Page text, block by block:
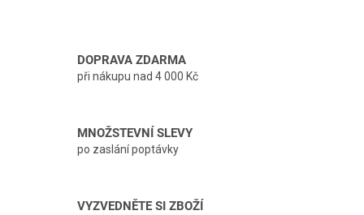
DOPRAVA ZDARMA
při nákupu nad 4 000 Kč
MNOŽSTEVNÍ SLEVY
po zaslání poptávky
VYZVEDNĚTE SI ZBOŽÍ